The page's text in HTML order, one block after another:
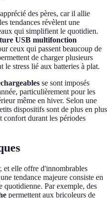
des pères, car il allie
tendances révèlent une
qui simplifient le quotidien.
USB multifonction
ceux qui passent beaucoup de
de charger plusieurs
le stress lié aux batteries à plat.
se sont imposés
particulièrement pour les
même en hiver. Selon une
dispositifs sont de plus en plus
confort durant les périodes
et elle offre d'innombrables
tendance majeure consiste en
quotidienne. Par exemple, des
permettent aux bricoleurs de